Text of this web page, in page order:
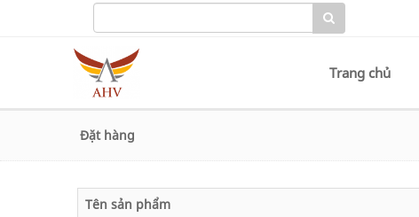
Trang chủ
Đặt hàng
Tên sản phẩm